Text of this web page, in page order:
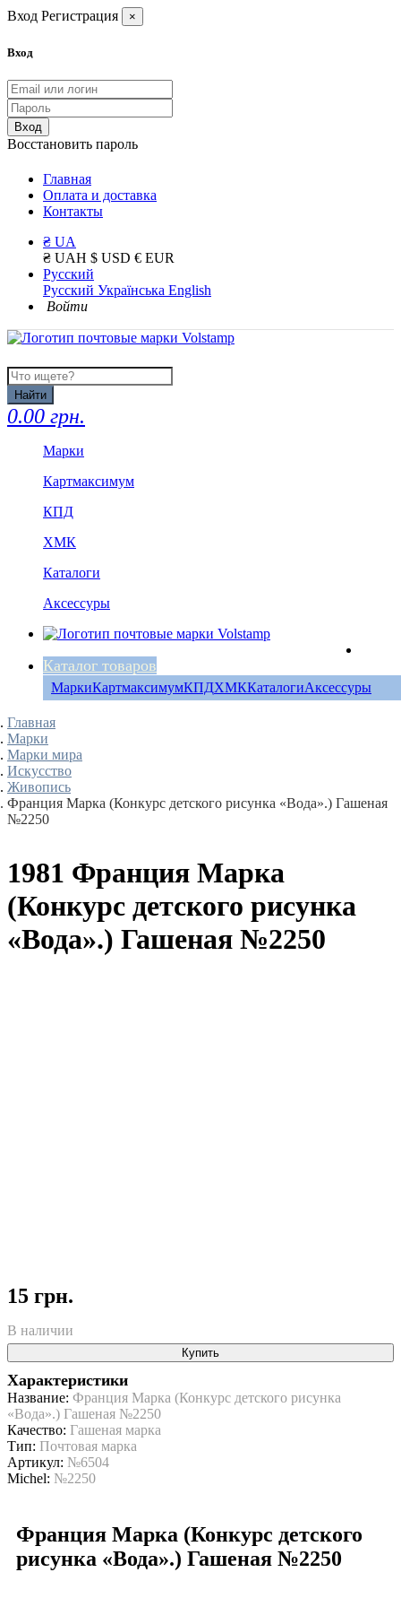
Вход Регистрация ×
Вход
Вход
Восстановить пароль
Главная
Оплата и доставка
Контакты
₴ UA
₴ UAH $ USD € EUR
Русский
Русский Українська English
Войти
Найти
0.00 грн.
Марки
Картмаксимум
КПД
ХМК
Каталоги
Аксессуры
Каталог товаров
МаркиКартмаксимумКПДХМККаталогиАксессуры
Главная
Марки
Марки мира
Искусство
Живопись
Франция Марка (Конкурс детского рисунка «Вода».) Гашеная
№2250
1981 Франция Марка
(Конкурс детского рисунка
«Вода».) Гашеная №2250
15 грн.
В наличии
Купить
Характеристики
Название: Франция Марка (Конкурс детского рисунка
«Вода».) Гашеная №2250
Качество: Гашеная марка
Тип: Почтовая марка
Артикул: №6504
Michel: №2250
Франция Марка (Конкурс детского
рисунка «Вода».) Гашеная №2250